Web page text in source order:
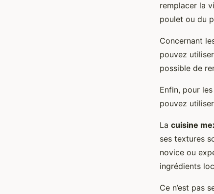
remplacer la
poulet ou du
Concernant
pouvez
possible de
Enfin, pour
pouvez
La cuisine
ses textures
novice ou
ingrédients
Ce n’est pas